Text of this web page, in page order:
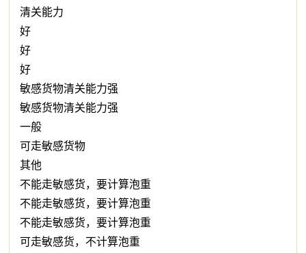
清关能力
好
好
好
敏感货物清关能力强
敏感货物清关能力强
一般
可走敏感货物
其他
不能走敏感货，要计算泡重
不能走敏感货，要计算泡重
不能走敏感货，要计算泡重
可走敏感货，不计算泡重